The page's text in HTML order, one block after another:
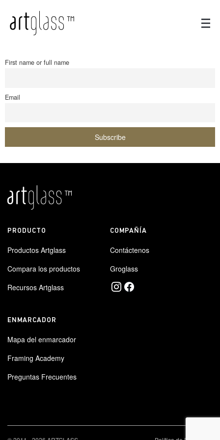
First name or full name
Email
×
PRODUCTO
Productos Artglass
Compara los productos
Recursos Artglass
COMPAÑÍA
Contáctenos
Groglass
ENMARCADOR
Mapa del enmarcador
Framing Academy
Preguntas Frecuentes